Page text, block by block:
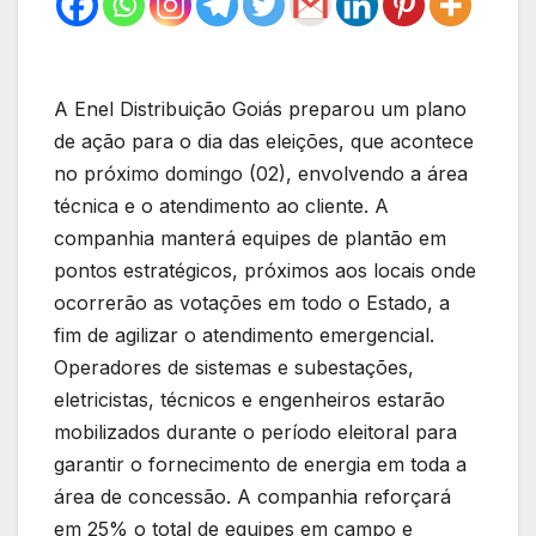
A Enel Distribuição Goiás preparou um plano
de ação para o dia das eleições, que acontece
no próximo domingo (02), envolvendo a área
técnica e o atendimento ao cliente. A
companhia manterá equipes de plantão em
pontos estratégicos, próximos aos locais onde
ocorrerão as votações em todo o Estado, a
fim de agilizar o atendimento emergencial.
Operadores de sistemas e subestações,
eletricistas, técnicos e engenheiros estarão
mobilizados durante o período eleitoral para
garantir o fornecimento de energia em toda a
área de concessão. A companhia reforçará
em 25% o total de equipes em campo e